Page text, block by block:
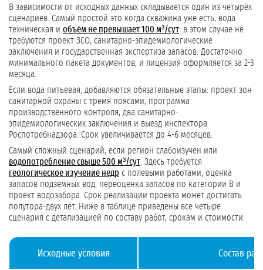
В зависимости от исходных данных складывается один из четырёх
сценариев. Самый простой это когда скважина уже есть, вода
техническая и объём не превышает 100 м³/сут: в этом случае не
требуются проект ЗСО, санитарно-эпидемиологические
заключения и государственная экспертиза запасов. Достаточно
минимального пакета документов, и лицензия оформляется за 2-3
месяца.
Если вода питьевая, добавляются обязательные этапы: проект зон
санитарной охраны с тремя поясами, программа
производственного контроля, два санитарно-
эпидемиологических заключения и выезд инспектора
Роспотребнадзора. Срок увеличивается до 4-6 месяцев.
Самый сложный сценарий, если регион слабоизучен или
водопотребление свыше 500 м³/сут . Здесь требуется
геологическое изучение недр с полевыми работами, оценка
запасов подземных вод, переоценка запасов по категории В и
проект водозабора. Срок реализации проекта может достигать
полутора-двух лет. Ниже в таблице приведены все четыре
сценария с детализацией по составу работ, срокам и стоимости.
Исходные условия Состав